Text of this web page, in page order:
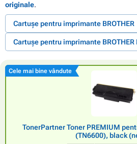
originale.
Cartușe pentru imprimante BROTHER
Cartușe pentru imprimante BROTHER
Cele mai bine vândute
TonerPartner Toner PREMIUM
(TN6600), black